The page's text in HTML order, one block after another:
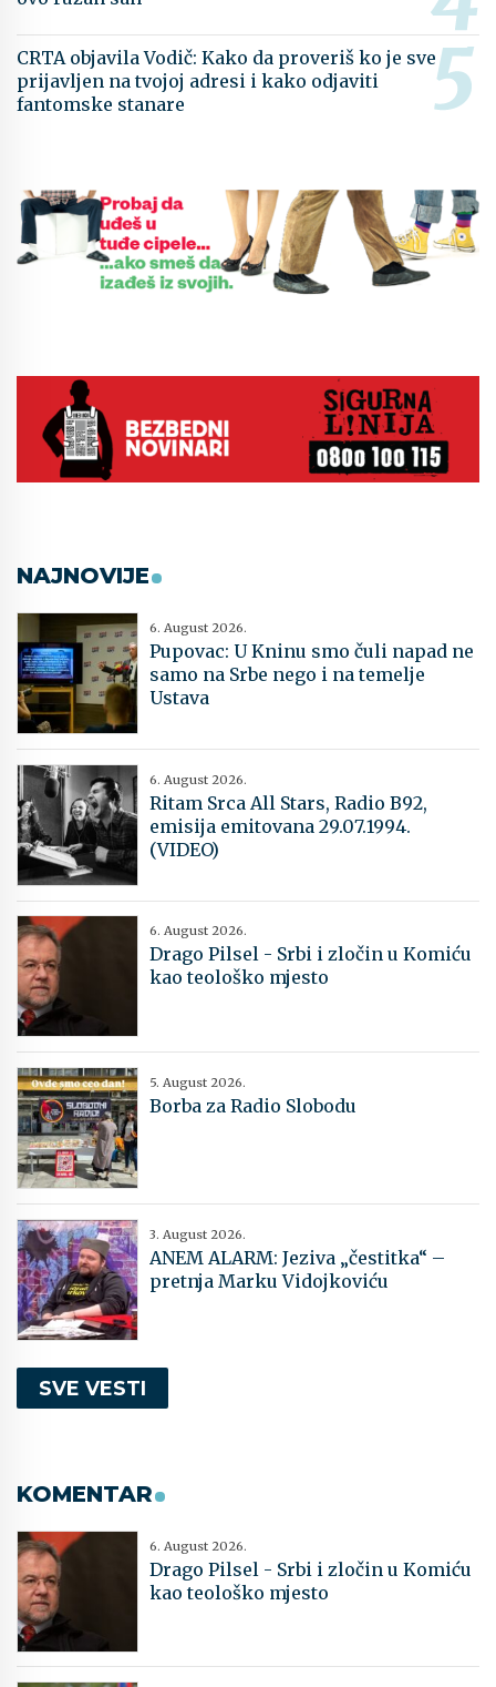
CRTA objavila Vodič: Kako da proveriš ko je sve
prijavljen na tvojoj adresi i kako odjaviti
fantomske stanare
NAJNOVIJE
6. August 2026.
Pupovac: U Kninu smo čuli napad ne
samo na Srbe nego i na temelje
Ustava
6. August 2026.
Ritam Srca All Stars, Radio B92,
emisija emitovana 29.07.1994.
(VIDEO)
6. August 2026.
Drago Pilsel - Srbi i zločin u Komiću
kao teološko mjesto
5. August 2026.
Borba za Radio Slobodu
3. August 2026.
ANEM ALARM: Jeziva „čestitka“ –
pretnja Marku Vidojkoviću
SVE VESTI
KOMENTAR
6. August 2026.
Drago Pilsel - Srbi i zločin u Komiću
kao teološko mjesto